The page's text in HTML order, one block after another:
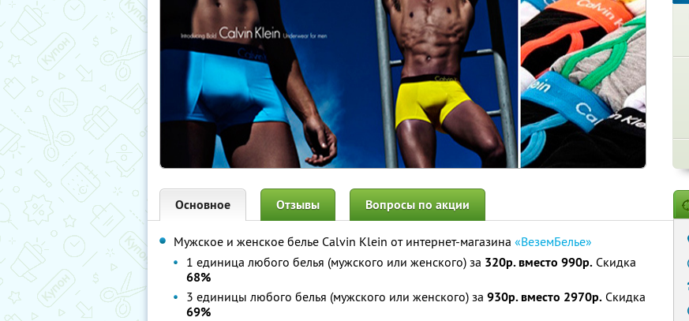
Основное Отзывы Вопросы по акции
Мужское и женское белье Calvin Klein от интернет-магазина «ВеземБелье»
1 единица любого белья (мужского или женского) за 320р. вместо 990р. Скидка
68%
3 единицы любого белья (мужского или женского) за 930р. вместо 2970р. Скидка
69%